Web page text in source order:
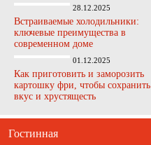
28.12.2025
Встраиваемые холодильники:
ключевые преимущества в
современном доме
01.12.2025
Как приготовить и заморозить
картошку фри, чтобы сохранить
вкус и хрустящесть
Гостинная